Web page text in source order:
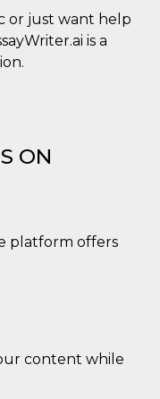
or just want help
is a
ON
platform offers
content while